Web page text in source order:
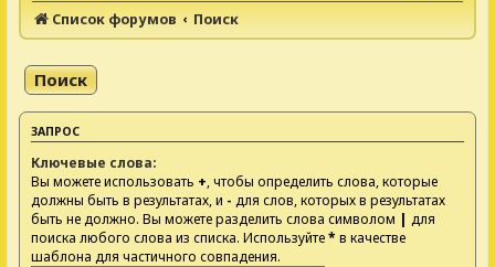
Список форумов
Поиск
Поиск
ЗАПРОС
Ключевые слова:
Вы можете использовать +, чтобы определить слова, которые
должны быть в результатах, и - для слов, которых в результатах
быть не должно. Вы можете разделить слова символом | для
поиска любого слова из списка. Используйте* в качестве
шаблона для частичного совпадения.